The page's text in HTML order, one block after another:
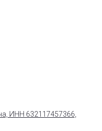
ИНН 632117457366,